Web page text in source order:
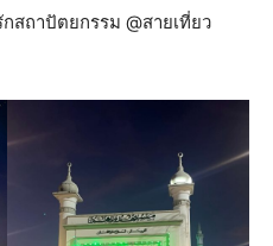
ถาปัตยกรรม @สายเที่ยว